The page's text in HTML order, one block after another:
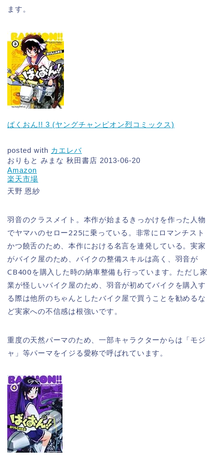
ます。
ばくおん!! 3 (ヤングチャンピオン烈コミックス)
posted with カエレバ
おりもと みまな 秋田書店 2013-06-20
Amazon
楽天市場
天野 恩紗
羽音のクラスメイト。本作が始まるきっかけを作った人物
でヤマハのセロー225に乗っている。非常にロマンチスト
かつ饒舌のため、本作における名言を連発している。実家
がバイク屋のため、バイクの整備スキルは高く、羽音が
CB400を購入した時の納車整備も行っています。ただし家
業が怪しいバイク屋のため、羽音が初めてバイクを購入す
る際は他所のちゃんとしたバイク屋で買うことを勧めるな
ど実家への不信感は根強いです。
重度の天然パーマのため、一部キャラクターからは「モジ
ャ」等パーマをイジる愛称で呼ばれています。